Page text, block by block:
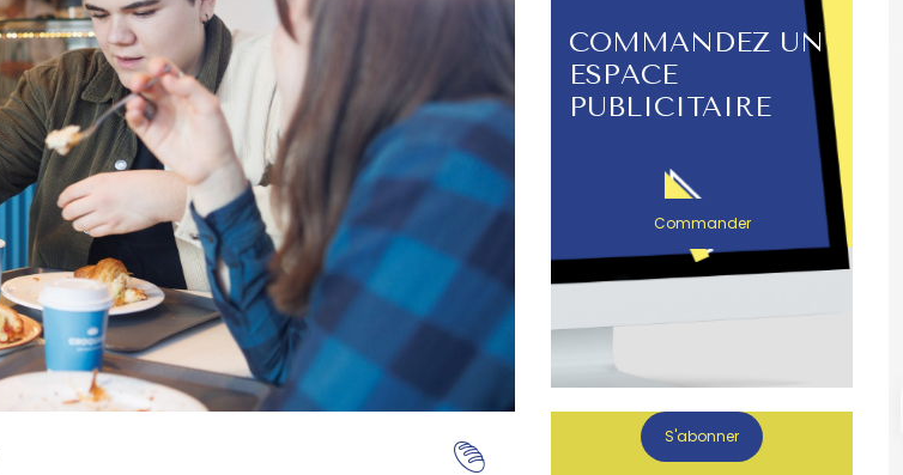
COMMANDEZ UN
ESPACE
PUBLICITAIRE
Commander
S'abonner